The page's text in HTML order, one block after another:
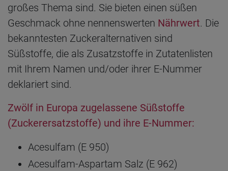
großes Thema sind. Sie bieten einen süßen
Geschmack ohne nennenswerten Nährwert. Die
bekanntesten Zuckeralternativen sind
Süßstoffe, die als Zusatzstoffe in Zutatenlisten
mit Ihrem Namen und/oder ihrer E-Nummer
deklariert sind.
Zwölf in Europa zugelassene Süßstoffe
(Zuckerersatzstoffe) und ihre E-Nummer:
Acesulfam (E 950)
Acesulfam-Aspartam Salz (E 962)